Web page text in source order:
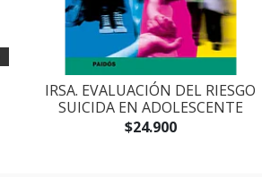
IRSA. EVALUACIÓN DEL RIESGO
SUICIDA EN ADOLESCENTE
$24.900